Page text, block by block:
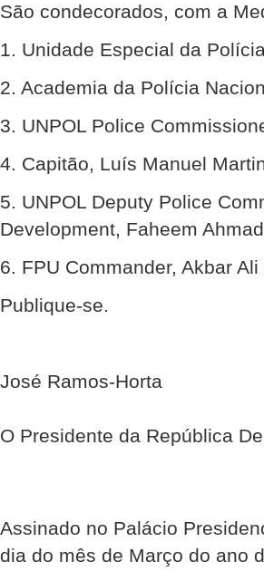
São condecorados, com a
1. Unidade Especial da
2. Academia da Polícia
3. UNPOL Police
4. Capitão, Luís Manuel
5. UNPOL Deputy Police
Development, Faheem
6. FPU Commander, Akbar Ali
Publique-se.
José Ramos-Horta
O Presidente da República
Assinado no Palácio
dia do mês de Março do ano